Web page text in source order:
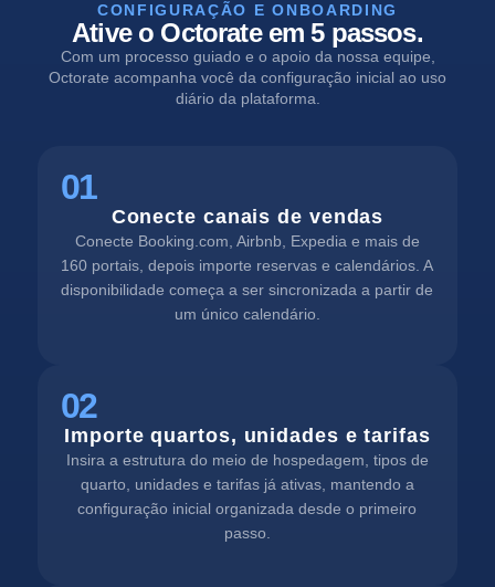
CONFIGURAÇÃO E ONBOARDING
Ative o Octorate em 5 passos.
Com um processo guiado e o apoio da nossa equipe,
Octorate acompanha você da configuração inicial ao uso
diário da plataforma.
01
Conecte canais de vendas
Conecte Booking.com, Airbnb, Expedia e mais de
160 portais, depois importe reservas e calendários. A
disponibilidade começa a ser sincronizada a partir de
um único calendário.
02
Importe quartos, unidades e tarifas
Insira a estrutura do meio de hospedagem, tipos de
quarto, unidades e tarifas já ativas, mantendo a
configuração inicial organizada desde o primeiro
passo.